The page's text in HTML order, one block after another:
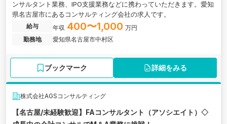
ンサルタント業務、IPO支援業務などに携わっていただきます。愛知
県名古屋市にあるコンサルティング会社の求人です。
給与 年収 400〜1,000 万円
勤務地
愛知県名古屋市中村区
ブックマーク 詳細をみる
株式会社AGSコンサルティング
【名古屋/未経験歓迎】FAコンサルタント（アソシエイト）◇